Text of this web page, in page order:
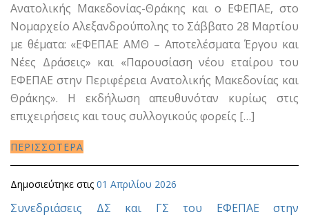
Ανατολικής Μακεδονίας-Θράκης και ο ΕΦΕΠΑΕ, στο
Νομαρχείο Αλεξανδρούπολης το Σάββατο 28 Μαρτίου
με θέματα: «ΕΦΕΠΑΕ ΑΜΘ – Αποτελέσματα Έργου και
Νέες Δράσεις» και «Παρουσίαση νέου εταίρου του
ΕΦΕΠΑΕ στην Περιφέρεια Ανατολικής Μακεδονίας και
Θράκης». Η εκδήλωση απευθυνόταν κυρίως στις
επιχειρήσεις και τους συλλογικούς φορείς […]
ΠΕΡΙΣΣΟΤΕΡΑ
Δημοσιεύτηκε στις 01 Απριλίου 2026
Συνεδριάσεις ΔΣ και ΓΣ του ΕΦΕΠΑΕ στην